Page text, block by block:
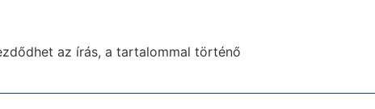
az írás, a tartalommal történő